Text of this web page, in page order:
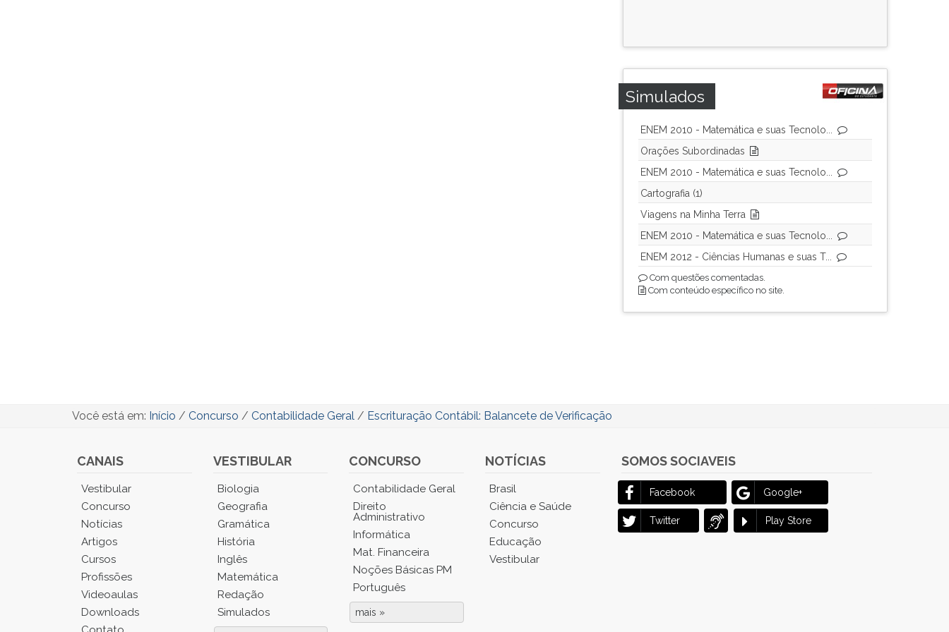
Simulados
ENEM 2010 - Matemática e suas Tecnolo...
Orações Subordinadas
ENEM 2010 - Matemática e suas Tecnolo...
Cartografia (1)
Viagens na Minha Terra
ENEM 2010 - Matemática e suas Tecnolo...
ENEM 2012 - Ciências Humanas e suas T...
Com questões comentadas.
Com conteúdo específico no site.
Você está em: Início / Concurso / Contabilidade Geral / Escrituração Contábil: Balancete de Verificação
CANAIS
Você
está
Menu
Principal.
Pressione
TAB
e
depois
Vestibular
Concurso
Notícias
Artigos
Cursos
Profissões
Videoaulas
Downloads
VESTIBULAR
Biologia
Geografia
Gramática
História
Inglês
Matemática
Redação
Simulados
CONCURSO
Contabilidade Geral
Direito
Administrativo
Informática
Mat. Financeira
Noções Básicas PM
Português
mais »
NOTÍCIAS
Brasil
Ciência e Saúde
Concurso
Educação
Vestibular
SOMOS SOCIAVEIS
Facebook Google+
Twitter Play Store